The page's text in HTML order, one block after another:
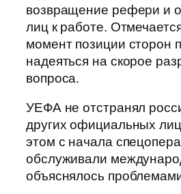
возвращение рефери и
лиц к работе.
момент позиции сторон
надеяться на скорое
вопроса.
УЕФА не отстранял
других официальных
этом с начала
обслуживали
объяснялось